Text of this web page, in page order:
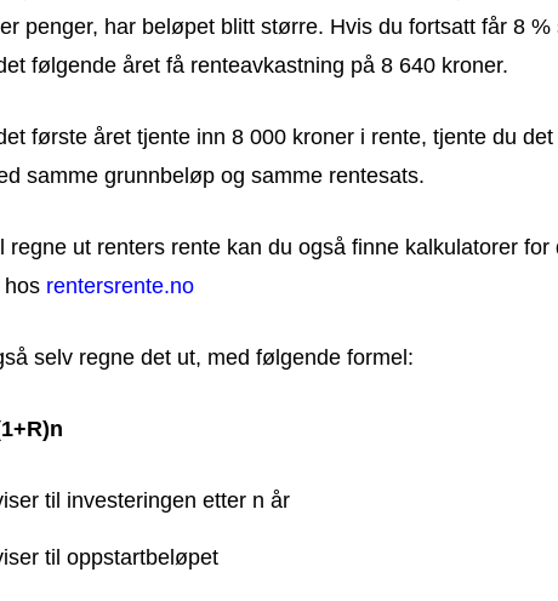
penger, har beløpet blitt større. Hvis du fortsatt får 8 %
følgende året få renteavkastning på 8 640 kroner.
første året tjente inn 8 000 kroner i rente, tjente du
samme grunnbeløp og samme rentesats.
regne ut renters rente kan du også finne kalkulatorer for
hos rentersrente.no
selv regne det ut, med følgende formel:
til investeringen etter n år
til oppstartbeløpet